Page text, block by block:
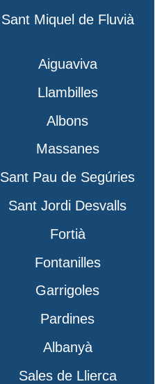
Sant Miquel de Fluvià
Aiguaviva
Llambilles
Albons
Massanes
Sant Pau de Segúries
Sant Jordi Desvalls
Fortià
Fontanilles
Garrigoles
Pardines
Albanyà
Sales de Llierca